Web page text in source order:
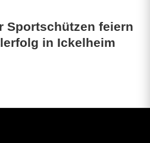
Sportschützen feiern
in Ickelheim